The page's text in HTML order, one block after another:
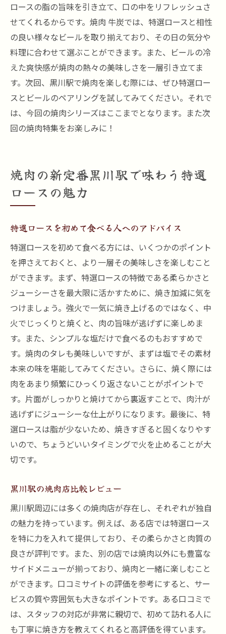
ロースの脂の旨味を引き立て、口の中をリフレッシュさ
せてくれるからです。焼肉 牛炭では、特選ロースと相性
の良い様々なビールを取り揃えており、その日の気分や
料理に合わせて選ぶことができます。また、ビールの冷
えた爽快感が焼肉の熱々の美味しさを一層引き立てま
す。次回、黒川駅で焼肉を楽しむ際には、ぜひ特選ロー
スとビールのペアリングを試してみてください。それで
は、今回の焼肉シリーズはここまでとなります。また次
回の焼肉特集をお楽しみに！
焼肉の新定番黒川駅で味わう特選
ロースの魅力
特選ロースを初めて食べる人へのアドバイス
特選ロースを初めて食べる方には、いくつかのポイント
を押さえておくと、より一層その美味しさを楽しむこと
ができます。まず、特選ロースの特徴である柔らかさと
ジューシーさを最大限に活かすために、焼き加減に気を
つけましょう。強火で一気に焼き上げるのではなく、中
火でじっくりと焼くと、肉の旨味が逃げずに楽しめま
す。また、シンプルな塩だけで食べるのもおすすめで
す。焼肉のタレも美味しいですが、まずは塩でその素材
本来の味を堪能してみてください。さらに、焼く際には
肉をあまり頻繁にひっくり返さないことがポイントで
す。片面がしっかりと焼けてから裏返すことで、肉汁が
逃げずにジューシーな仕上がりになります。最後に、特
選ロースは脂が少ないため、焼きすぎると固くなりやす
いので、ちょうどいいタイミングで火を止めることが大
切です。
黒川駅の焼肉店比較レビュー
黒川駅周辺には多くの焼肉店が存在し、それぞれが独自
の魅力を持っています。例えば、ある店では特選ロース
を特に力を入れて提供しており、その柔らかさと肉質の
良さが評判です。また、別の店では焼肉以外にも豊富な
サイドメニューが揃っており、焼肉と一緒に楽しむこと
ができます。口コミサイトの評価を参考にすると、サー
ビスの質や雰囲気も大きなポイントです。ある口コミで
は、スタッフの対応が非常に親切で、初めて訪れる人に
も丁寧に焼き方を教えてくれると高評価を得ています。